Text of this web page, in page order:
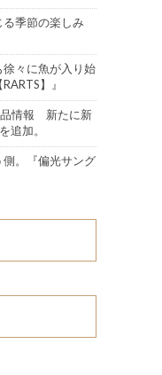
季節の楽しみ
々に魚が入り始
】』
品情報 新たに新
追加。
。『偏光サング